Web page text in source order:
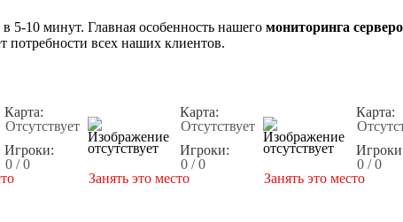
в 5-10 минут. Главная особенность нашего мониторинга
потребности всех наших клиентов.
Карта:
Отсутствует
Игроки:
0 / 0
Карта:
Отсутствует
Игроки:
0 / 0
Занять это место
Карта:
0 / 0
Занять это место